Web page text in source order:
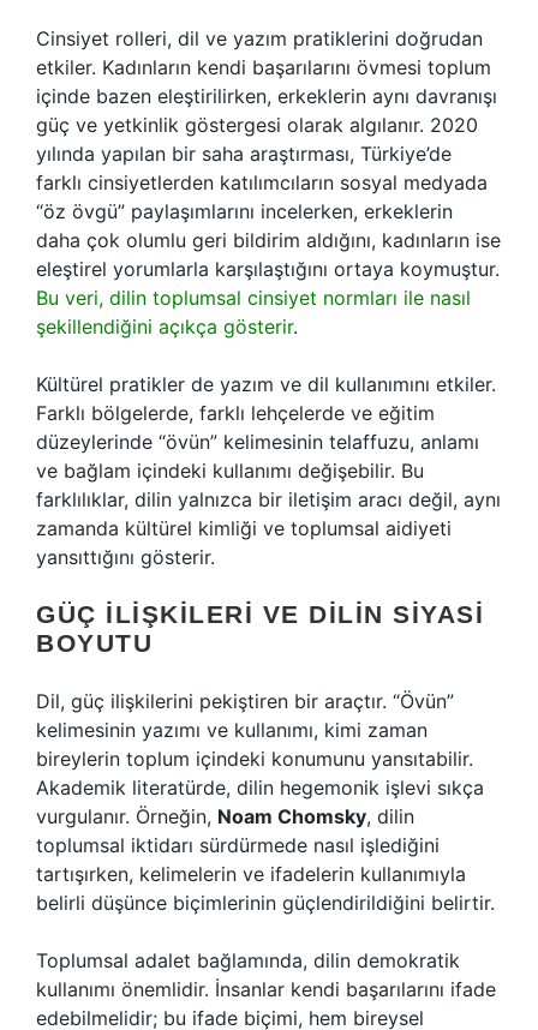
Cinsiyet rolleri, dil ve yazım pratiklerini doğrudan
etkiler. Kadınların kendi başarılarını övmesi toplum
içinde bazen eleştirilirken, erkeklerin aynı davranışı
güç ve yetkinlik göstergesi olarak algılanır. 2020
yılında yapılan bir saha araştırması, Türkiye’de
farklı cinsiyetlerden katılımcıların sosyal medyada
“öz övgü” paylaşımlarını incelerken, erkeklerin
daha çok olumlu geri bildirim aldığını, kadınların ise
eleştirel yorumlarla karşılaştığını ortaya koymuştur.
Bu veri, dilin toplumsal cinsiyet normları ile nasıl
şekillendiğini açıkça gösterir.
Kültürel pratikler de yazım ve dil kullanımını etkiler.
Farklı bölgelerde, farklı lehçelerde ve eğitim
düzeylerinde “övün” kelimesinin telaffuzu, anlamı
ve bağlam içindeki kullanımı değişebilir. Bu
farklılıklar, dilin yalnızca bir iletişim aracı değil, aynı
zamanda kültürel kimliği ve toplumsal aidiyeti
yansıttığını gösterir.
GÜÇ İLIŞKILERI VE DILIN SIYASI
BOYUTU
Dil, güç ilişkilerini pekiştiren bir araçtır. “Övün”
kelimesinin yazımı ve kullanımı, kimi zaman
bireylerin toplum içindeki konumunu yansıtabilir.
Akademik literatürde, dilin hegemonik işlevi sıkça
vurgulanır. Örneğin, Noam Chomsky, dilin
toplumsal iktidarı sürdürmede nasıl işlediğini
tartışırken, kelimelerin ve ifadelerin kullanımıyla
belirli düşünce biçimlerinin güçlendirildiğini belirtir.
Toplumsal adalet bağlamında, dilin demokratik
kullanımı önemlidir. İnsanlar kendi başarılarını ifade
edebilmelidir; bu ifade biçimi, hem bireysel